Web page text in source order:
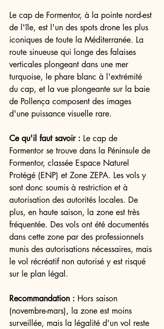
Le cap de Formentor, à la pointe nord-est
de l'île, est l'un des spots drone les plus
iconiques de toute la Méditerranée. La
route sinueuse qui longe des falaises
verticales plongeant dans une mer
turquoise, le phare blanc à l'extrémité
du cap, et la vue plongeante sur la baie
de Pollença composent des images
d'une puissance visuelle rare.
Ce qu'il faut savoir : Le cap de
Formentor se trouve dans la Péninsule de
Formentor, classée Espace Naturel
Protégé (ENP) et Zone ZEPA. Les vols y
sont donc soumis à restriction et à
autorisation des autorités locales. De
plus, en haute saison, la zone est très
fréquentée. Des vols ont été documentés
dans cette zone par des professionnels
munis des autorisations nécessaires, mais
le vol récréatif non autorisé y est risqué
sur le plan légal.
Recommandation : Hors saison
(novembre-mars), la zone est moins
surveillée, mais la légalité d'un vol reste